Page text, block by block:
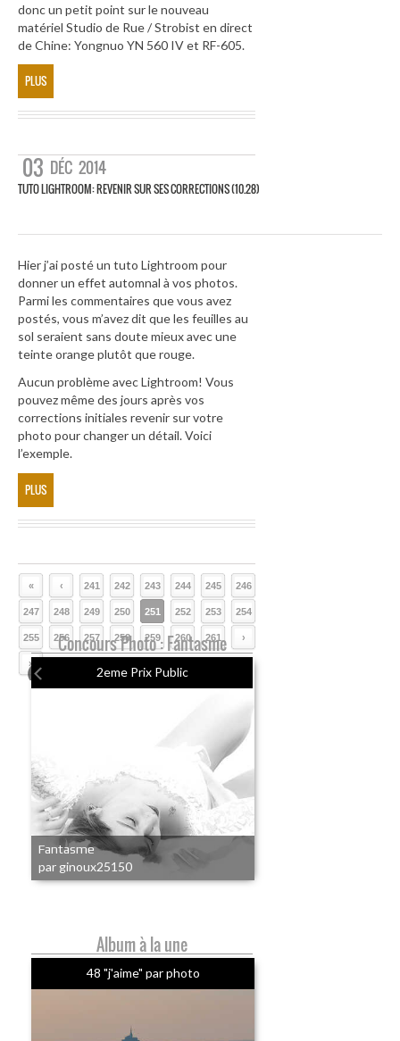
donc un petit point sur le nouveau
matériel Studio de Rue / Strobist en direct
de Chine: Yongnuo YN 560 IV et RF-605.
PLUS
03 DÉC 2014
TUTO LIGHTROOM: REVENIR SUR SES CORRECTIONS (10.28)
Hier j’ai posté un tuto Lightroom pour
donner un effet automnal à vos photos.
Parmi les commentaires que vous avez
postés, vous m’avez dit que les feuilles au
sol seraient sans doute mieux avec une
teinte orange plutôt que rouge.
Aucun problème avec Lightroom! Vous
pouvez même des jours après vos
corrections initiales revenir sur votre
photo pour changer un détail. Voici
l’exemple.
PLUS
« ‹ 241 242 243 244 245 246
247 248 249 250 251 252 253 254
255 256 257 258 259 260 261 ›
»
Concours Photo : Fantasme
2eme Prix Public
Fantasme
par ginoux25150
Album à la une
48 "j'aime" par photo